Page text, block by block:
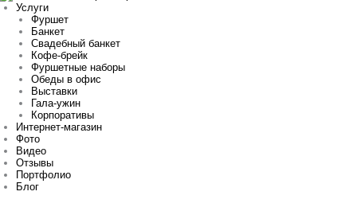
Услуги
Фуршет
Банкет
Свадебный банкет
Кофе-брейк
Фуршетные наборы
Обеды в офис
Выставки
Гала-ужин
Корпоративы
Интернет-магазин
Фото
Видео
Отзывы
Портфолио
Блог